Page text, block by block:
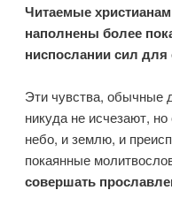
Читаемые
наполнены более
ниспослании сил
Эти чувства, обычные
никуда не исчезают,
небо, и землю, и
покаянные
совершать